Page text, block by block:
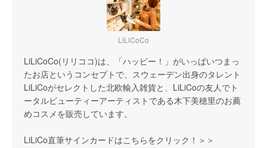
LiLiCoCo
LiLiCoCo(リリココ)は、「ハッピー！」がいっぱいつまっ
たお店というコンセプトで、スウェーデン出身のタレント
LiLiCoがセレクトした北欧輸入雑貨と、LiLiCoの友人でト
ータルビューティーアーティストである木下美穂里のお薦
めコスメを販売しています。
LiLiCo直筆サインカードはこちらをクリック！＞＞